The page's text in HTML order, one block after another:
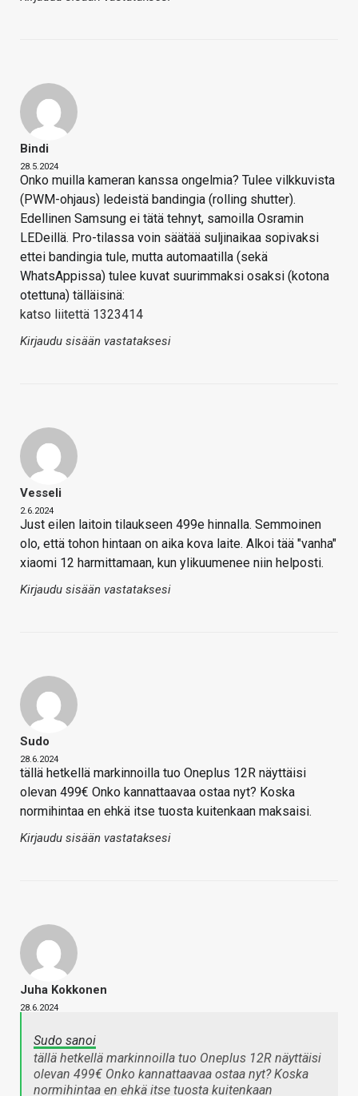
Bindi
28.5.2024
Onko muilla kameran kanssa ongelmia? Tulee vilkkuvista
(PWM-ohjaus) ledeistä bandingia (rolling shutter).
Edellinen Samsung ei tätä tehnyt, samoilla Osramin
LEDeillä. Pro-tilassa voin säätää suljinaikaa sopivaksi
ettei bandingia tule, mutta automaatilla (sekä
WhatsAppissa) tulee kuvat suurimmaksi osaksi (kotona
otettuna) tälläisinä:
katso liitettä 1323414
Kirjaudu sisään vastataksesi
Vesseli
2.6.2024
Just eilen laitoin tilaukseen 499e hinnalla. Semmoinen
olo, että tohon hintaan on aika kova laite. Alkoi tää "vanha"
xiaomi 12 harmittamaan, kun ylikuumenee niin helposti.
Kirjaudu sisään vastataksesi
Sudo
28.6.2024
tällä hetkellä markinnoilla tuo Oneplus 12R näyttäisi
olevan 499€ Onko kannattaavaa ostaa nyt? Koska
normihintaa en ehkä itse tuosta kuitenkaan maksaisi.
Kirjaudu sisään vastataksesi
Juha Kokkonen
28.6.2024
Sudo sanoi
tällä hetkellä markinnoilla tuo Oneplus 12R näyttäisi
olevan 499€ Onko kannattaavaa ostaa nyt? Koska
normihintaa en ehkä itse tuosta kuitenkaan